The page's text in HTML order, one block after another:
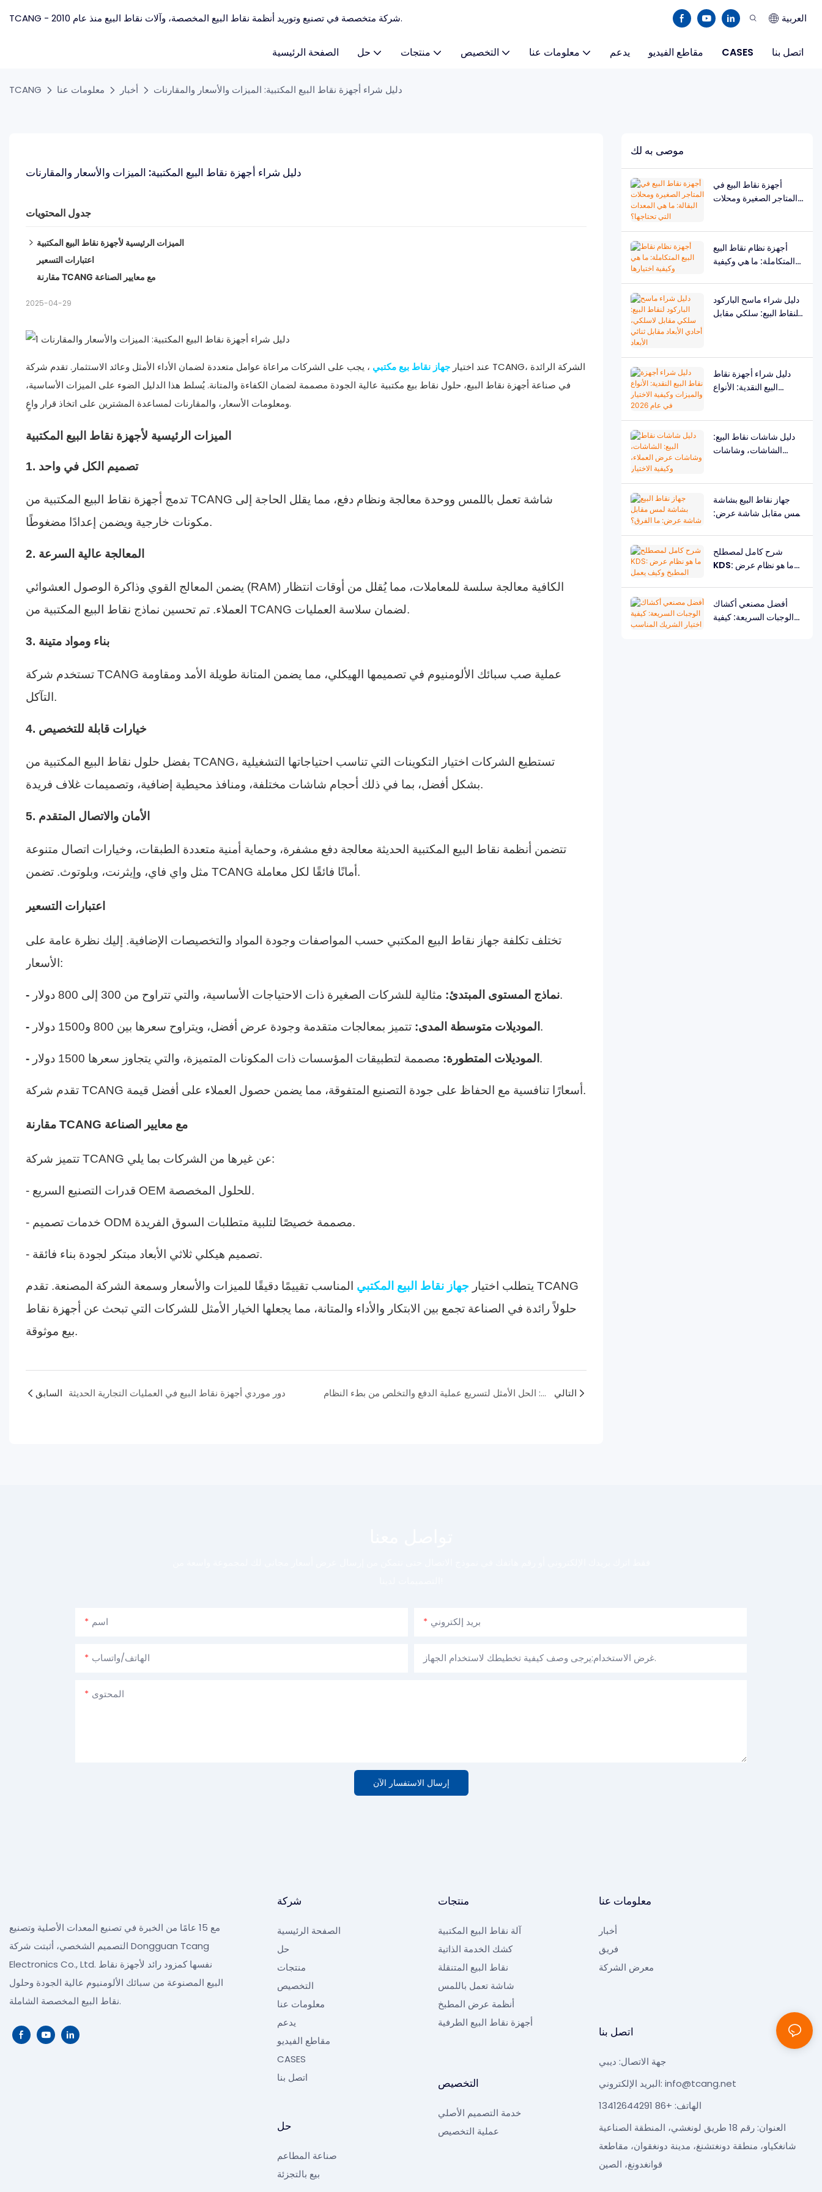
TCANG - شركة متخصصة في تصنيع وتوريد أنظمة نقاط البيع المخصصة، وآلات نقاط البيع منذ عام 2010. العربية
الصفحة الرئيسية حل منتجات التخصيص معلومات عنا يدعم مقاطع الفيديو CASES اتصل بنا
TCANG معلومات عنا أخبار دليل شراء أجهزة نقاط البيع المكتبية: الميزات والأسعار والمقارنات
دليل شراء أجهزة نقاط البيع المكتبية: الميزات والأسعار والمقارنات
جدول المحتويات
الميزات الرئيسية لأجهزة نقاط البيع المكتبية
1. تصميم الكل في واحد
2. المعالجة عالية السرعة
اعتبارات التسعير
مقارنة TCANG مع معايير الصناعة
2025-04-29
عند اختيارجهاز نقاط بيع مكتبي ، يجب على الشركات مراعاة عوامل متعددة لضمان الأداء الأمثل وعائد الاستثمار. تقدم شركة TCANG، الشركة الرائدة
في صناعة أجهزة نقاط البيع، حلول نقاط بيع مكتبية عالية الجودة مصممة لضمان الكفاءة والمتانة. يُسلط هذا الدليل الضوء على الميزات الأساسية،
ومعلومات الأسعار، والمقارنات لمساعدة المشترين على اتخاذ قرار واعٍ.
الميزات الرئيسية لأجهزة نقاط البيع المكتبية
1. تصميم الكل في واحد
تدمج أجهزة نقاط البيع المكتبية من TCANG شاشة تعمل باللمس ووحدة معالجة ونظام دفع، مما يقلل الحاجة إلى
مكونات خارجية ويضمن إعدادًا مضغوطًا.
2. المعالجة عالية السرعة
يضمن المعالج القوي وذاكرة الوصول العشوائي (RAM) الكافية معالجة سلسة للمعاملات، مما يُقلل من أوقات انتظار
العملاء. تم تحسين نماذج نقاط البيع المكتبية من TCANG لضمان سلاسة العمليات.
3. بناء ومواد متينة
تستخدم شركة TCANG عملية صب سبائك الألومنيوم في تصميمها الهيكلي، مما يضمن المتانة طويلة الأمد ومقاومة
التآكل.
4. خيارات قابلة للتخصيص
بفضل حلول نقاط البيع المكتبية من TCANG، تستطيع الشركات اختيار التكوينات التي تناسب احتياجاتها التشغيلية
بشكل أفضل، بما في ذلك أحجام شاشات مختلفة، ومنافذ محيطية إضافية، وتصميمات غلاف فريدة.
5. الأمان والاتصال المتقدم
تتضمن أنظمة نقاط البيع المكتبية الحديثة معالجة دفع مشفرة، وحماية أمنية متعددة الطبقات، وخيارات اتصال متنوعة
مثل واي فاي، وإيثرنت، وبلوتوث. تضمن TCANG أمانًا فائقًا لكل معاملة.
اعتبارات التسعير
تختلف تكلفة جهاز نقاط البيع المكتبي حسب المواصفات وجودة المواد والتخصيصات الإضافية. إليك نظرة عامة على
الأسعار:
- نماذج المستوى المبتدئ:مثالية للشركات الصغيرة ذات الاحتياجات الأساسية، والتي تتراوح من 300 إلى 800 دولار.
- الموديلات متوسطة المدى: تتميز بمعالجات متقدمة وجودة عرض أفضل، ويتراوح سعرها بين 800 و1500 دولار.
- الموديلات المتطورة: مصممة لتطبيقات المؤسسات ذات المكونات المتميزة، والتي يتجاوز سعرها 1500 دولار.
تقدم شركة TCANG أسعارًا تنافسية مع الحفاظ على جودة التصنيع المتفوقة، مما يضمن حصول العملاء على أفضل قيمة.
مقارنة TCANG مع معايير الصناعة
تتميز شركة TCANG عن غيرها من الشركات بما يلي:
- قدرات التصنيع السريع OEM للحلول المخصصة.
- خدمات تصميم ODM مصممة خصيصًا لتلبية متطلبات السوق الفريدة.
- تصميم هيكلي ثلاثي الأبعاد مبتكر لجودة بناء فائقة.
يتطلب اختيارجهاز نقاط البيع المكتبي المناسب تقييمًا دقيقًا للميزات والأسعار وسمعة الشركة المصنعة. تقدم TCANG
حلولاً رائدة في الصناعة تجمع بين الابتكار والأداء والمتانة، مما يجعلها الخيار الأمثل للشركات التي تبحث عن أجهزة نقاط
بيع موثوقة.
السابق دور موردي أجهزة نقاط البيع في العمليات التجارية الحديثة ماكينة نقاط البيع الصينية: الحل الأمثل لتسريع عملية الدفع والتخلص من بطء النظام التالي
موصى به لك
أجهزة نقاط البيع في
المتاجر الصغيرة ومحلات
أجهزة نظام نقاط البيع
المتكاملة: ما هي وكيفية
دليل شراء ماسح الباركود
لنقاط البيع: سلكي مقابل
دليل شراء أجهزة نقاط
البيع النقدية: الأنواع
دليل شاشات نقاط البيع:
الشاشات، وشاشات
جهاز نقاط البيع بشاشة
لمس مقابل شاشة عرض:
شرح كامل لمصطلح
KDS: ما هو نظام عرض
أفضل مصنعي أكشاك
الوجبات السريعة: كيفية
اسم بريد إلكتروني
الهاتف/واتساب غرض الاستخدام:يرجى وصف كيفية تخطيطك لاستخدام الجهاز.
المحتوى
إرسال الاستفسار الآن
مع 15 عامًا من الخبرة في تصنيع المعدات الأصلية وتصنيع
التصميم الشخصي، أثبتت شركة Dongguan Tcang
Electronics Co., Ltd. نفسها كمزود رائد لأجهزة نقاط
البيع المصنوعة من سبائك الألومنيوم عالية الجودة وحلول
نقاط البيع المخصصة الشاملة.
شركة
الصفحة الرئيسية
حل
منتجات
التخصيص
معلومات عنا
يدعم
مقاطع الفيديو
CASES
اتصل بنا
حل
صناعة المطاعم
بيع بالتجزئة
منتجات
آلة نقاط البيع المكتبية
كشك الخدمة الذاتية
نقاط البيع المتنقلة
شاشة تعمل باللمس
أنظمة عرض المطبخ
أجهزة نقاط البيع الطرفية
التخصيص
خدمة التصميم الأصلي
عملية التخصيص
معلومات عنا
أخبار
فريق
معرض الشركة
اتصل بنا
جهة الاتصال: ديبي
البريد الإلكتروني: info@tcang.net
الهاتف: +86 13412644291
العنوان: رقم 18 طريق لونغشي، المنطقة الصناعية
شانغكياو، منطقة دونغتشنغ، مدينة دونغقوان، مقاطعة
قوانغدونغ، الصين